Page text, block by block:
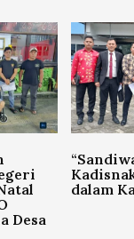
Desa
dalam